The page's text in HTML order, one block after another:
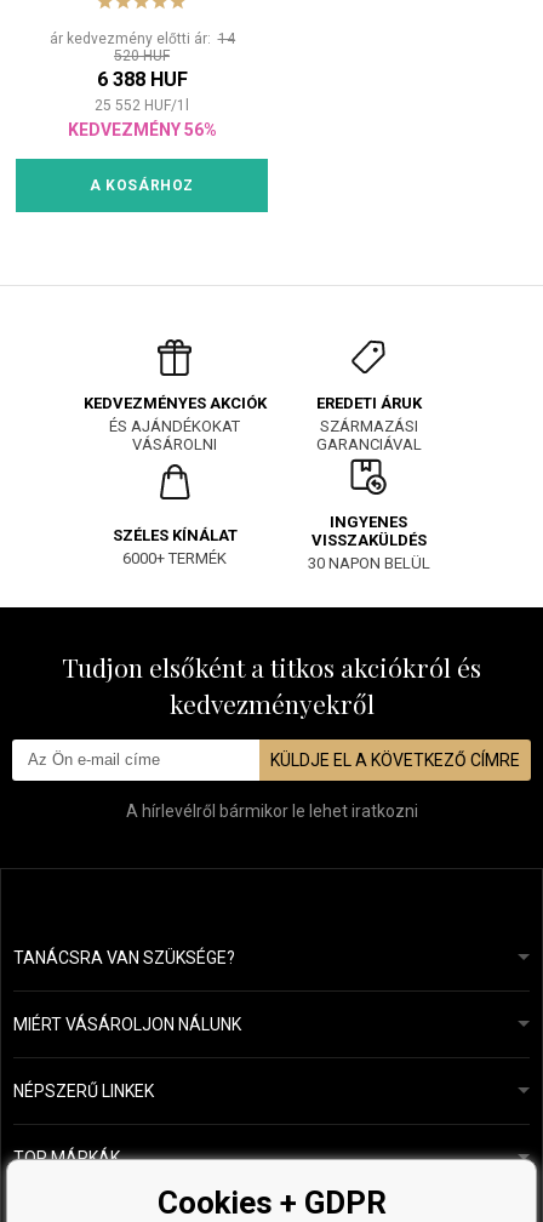
ár kedvezmény előtti ár:14
520 HUF
6 388 HUF
25 552 HUF/1
KEDVEZMÉNY 56%
A KOSÁRHOZ
KEDVEZMÉNYES AKCIÓK
ÉS AJÁNDÉKOKAT
VÁSÁROLNI
EREDETI ÁRUK
SZÁRMAZÁSI
GARANCIÁVAL
SZÉLES KÍNÁLAT
6000+ TERMÉK
INGYENES
VISSZAKÜLDÉS
30 NAPON BELÜL
Tudjon elsőként a titkos akciókról és
kedvezményekről
KÜLDJE EL A KÖVETKEZŐ CÍMRE
A hírlevélről bármikor le lehet iratkozni
TANÁCSRA VAN SZÜKSÉGE?info@mapeja.hu
24 órán belül válaszolunk.
MIÉRT VÁSÁROLJON NÁLUNK
Általános szerződési feltételek (ÁSZF)
Személyes adatok védelme
Fizetési és szállítási áttekintés
Áru visszaküldése
NÉPSZERŰ LINKEK
A mi történetünk
TOP MÁRKÁK
Kérastase
O&M
Paul Mitchell
Cookies + GDPR